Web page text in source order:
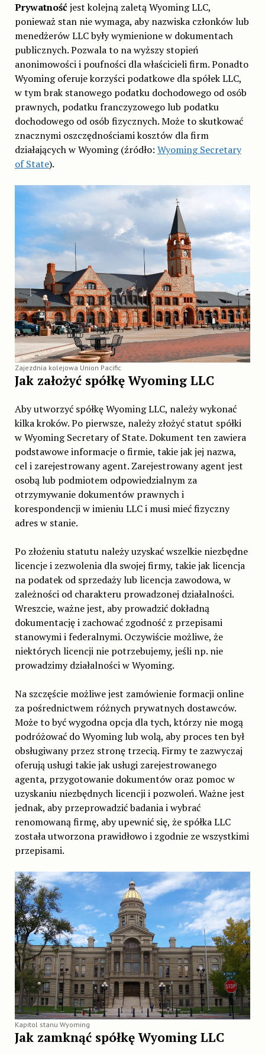
Prywatnośćjest kolejną zaletą Wyoming LLC,
ponieważ stan nie wymaga, aby nazwiska członków lub
menedżerów LLC były wymienione w dokumentach
publicznych. Pozwala to na wyższy stopień
anonimowości i poufności dla właścicieli firm. Ponadto
Wyoming oferuje korzyści podatkowe dla spółek LLC,
w tym brak stanowego podatku dochodowego od osób
prawnych, podatku franczyzowego lub podatku
dochodowego od osób fizycznych. Może to skutkować
znacznymi oszczędnościami kosztów dla firm
działających w Wyoming (źródło: Wyoming Secretary
of State).
Zajezdnia kolejowa Union Pacific
Jak założyć spółkę Wyoming LLC
Aby utworzyć spółkę Wyoming LLC, należy wykonać
kilka kroków. Po pierwsze, należy złożyć statut spółki
w Wyoming Secretary of State. Dokument ten zawiera
podstawowe informacje o firmie, takie jak jej nazwa,
cel i zarejestrowany agent. Zarejestrowany agent jest
osobą lub podmiotem odpowiedzialnym za
otrzymywanie dokumentów prawnych i
korespondencji w imieniu LLC i musi mieć fizyczny
adres w stanie.
Po złożeniu statutu należy uzyskać wszelkie niezbędne
licencje i zezwolenia dla swojej firmy, takie jak licencja
na podatek od sprzedaży lub licencja zawodowa, w
zależności od charakteru prowadzonej działalności.
Wreszcie, ważne jest, aby prowadzić dokładną
dokumentację i zachować zgodność z przepisami
stanowymi i federalnymi. Oczywiście możliwe, że
niektórych licencji nie potrzebujemy, jeśli np. nie
prowadzimy działalności w Wyoming.
Na szczęście możliwe jest zamówienie formacji online
za pośrednictwem różnych prywatnych dostawców.
Może to być wygodna opcja dla tych, którzy nie mogą
podróżować do Wyoming lub wolą, aby proces ten był
obsługiwany przez stronę trzecią. Firmy te zazwyczaj
oferują usługi takie jak usługi zarejestrowanego
agenta, przygotowanie dokumentów oraz pomoc w
uzyskaniu niezbędnych licencji i pozwoleń. Ważne jest
jednak, aby przeprowadzić badania i wybrać
renomowaną firmę, aby upewnić się, że spółka LLC
została utworzona prawidłowo i zgodnie ze wszystkimi
przepisami.
Kapitol stanu Wyoming
Jak zamknąć spółkę Wyoming LLC